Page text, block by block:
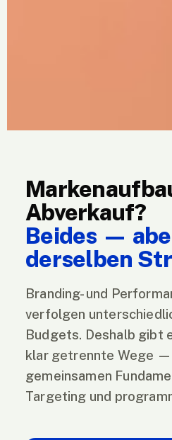
Abverkauf?
Beides —
derselben
Branding- und
verfolgen
Budgets. Deshalb gibt
klar getrennte Wege —
gemeinsamen
Targeting und